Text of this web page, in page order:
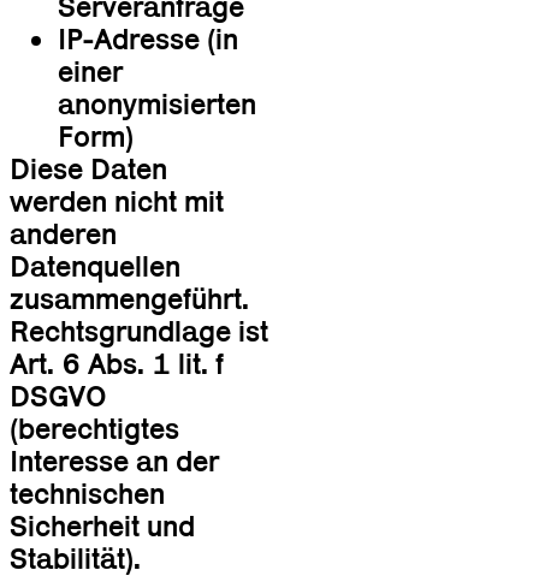
IP-Adresse (in
einer
anonymisierten
Form)
Diese Daten
werden nicht mit
anderen
Datenquellen
zusammengeführt.
Rechtsgrundlage ist
Art. 6 Abs. 1 lit. f
DSGVO
(berechtigtes
Interesse an der
technischen
Sicherheit und
Stabilität).